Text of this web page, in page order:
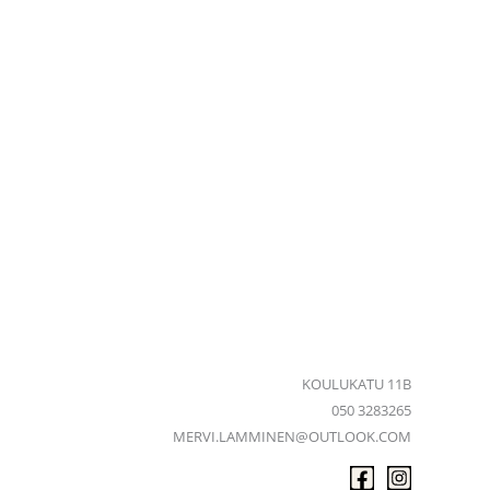
KOULUKATU 11B
050 3283265
MERVI.LAMMINEN@OUTLOOK.COM